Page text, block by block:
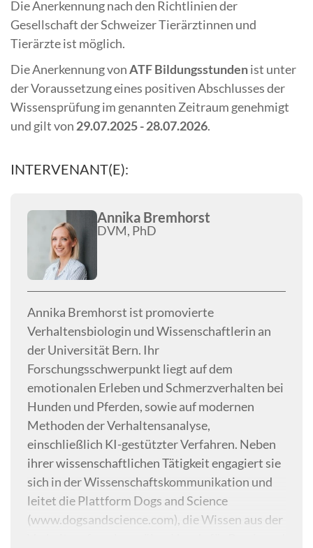
Die Anerkennung nach den Richtlinien der
Gesellschaft der Schweizer Tierärztinnen und
Tierärzte ist möglich.
Die Anerkennung vonATF Bildungsstundenist unter
der Voraussetzung eines positiven Abschlusses der
Wissensprüfung im genannten Zeitraum genehmigt
und gilt von 29.07.2025 - 28.07.2026.
INTERVENANT(E):
Annika Bremhorst
DVM, PhD
Annika Bremhorst ist promovierte
Verhaltensbiologin und Wissenschaftlerin an
der Universität Bern. Ihr
Forschungsschwerpunkt liegt auf dem
emotionalen Erleben und Schmerzverhalten bei
Hunden und Pferden, sowie auf modernen
Methoden der Verhaltensanalyse,
einschließlich KI-gestützter Verfahren. Neben
ihrer wissenschaftlichen Tätigkeit engagiert sie
sich in der Wissenschaftskommunikation und
leitet die Plattform Dogs and Science
(www.dogsandscience.com), die Wissen aus der